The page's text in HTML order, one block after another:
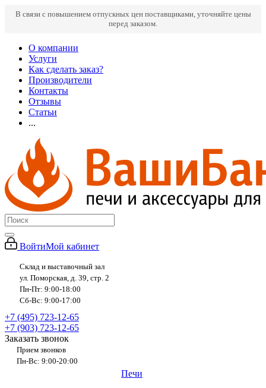
В связи с повышением отпускных цен поставщиками, уточняйте цены
перед заказом.
О компании
Услуги
Как сделать заказ?
Производители
Контакты
Отзывы
Статьи
...
ВойтиМой кабинет
Склад и выставочный зал
ул. Поморская, д. 39, стр. 2
Пн-Пт: 9:00-18:00
Сб-Вс: 9:00-17:00
+7 (495) 723-12-65
+7 (903) 723-12-65
Заказать звонок
Прием звонков
Пн-Вс: 9:00-20:00
Печи